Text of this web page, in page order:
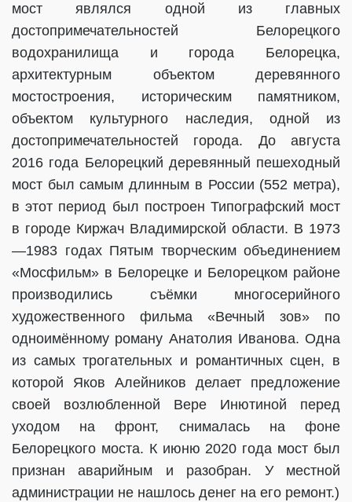
мост являлся одной из главных
достопримечательностей Белорецкого
водохранилища и города Белорецка,
архитектурным объектом деревянного
мостостроения, историческим памятником,
объектом культурного наследия, одной из
достопримечательностей города. До августа
2016 года Белорецкий деревянный пешеходный
мост был самым длинным в России (552 метра),
в этот период был построен Типографский мост
в городе Киржач Владимирской области. В 1973
—1983 годах Пятым творческим объединением
«Мосфильм» в Белорецке и Белорецком районе
производились съёмки многосерийного
художественного фильма «Вечный зов» по
одноимённому роману Анатолия Иванова. Одна
из самых трогательных и романтичных сцен, в
которой Яков Алейников делает предложение
своей возлюбленной Вере Инютиной перед
уходом на фронт, снималась на фоне
Белорецкого моста. К июню 2020 года мост был
признан аварийным и разобран. У местной
администрации не нашлось денег на его ремонт.)